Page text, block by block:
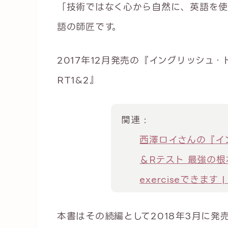
「技術ではなく心から自然に、英語を
語の師匠です。
2017年12月発売の『イングリッシュ
RT1&2』
関連 :
西澤ロイさんの『
＆Rテスト 最強の
exerciseできます
本書はその続編として2018年3月に発